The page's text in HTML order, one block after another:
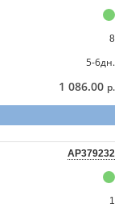
8
5-6дн.
1 086.00 р.
AP379232
1